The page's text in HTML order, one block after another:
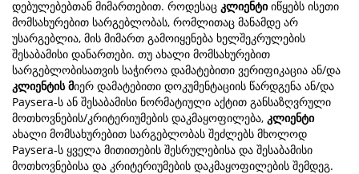
დებულებებთან მიმართებით. როდესაც კლიენტი იწყებს ისეთი
მომსახურებით სარგებლობას, რომლითაც მანამდე არ
უსარგებლია, მის მიმართ გამოიყენება ხელშეკრულების
შესაბამისი დანართები. თუ ახალი მომსახურებით
სარგებლობისათვის საჭიროა დამატებითი ვერიფიკაცია ან/და
კლიენტის მიერ დამატებითი დოკუმენტაციის წარდგენა ან/და
Paysera-ს ან შესაბამისი ნორმატიული აქტით განსაზღვრული
მოთხოვნების/კრიტერიუმების დაკმაყოფილება, კლიენტი
ახალი მომსახურებით სარგებლობას შეძლებს მხოლოდ
Paysera-ს ყველა მითითების შესრულებისა და შესაბამისი
მოთხოვნებისა და კრიტერიუმების დაკმაყოფილების შემდეგ.